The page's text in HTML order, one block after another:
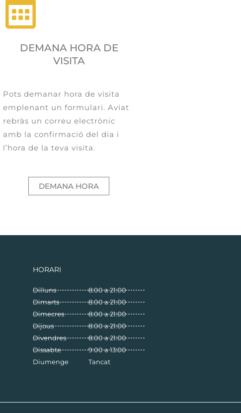
DEMANA HORA DE
VISITA
Pots demanar hora de visita
emplenant un formulari. Aviat
rebràs un correu electrònic
amb la confirmació del dia i
l’hora de la teva visita.
DEMANA HORA
HORARI
Dilluns
Dimarts
Dimecres
Dijous
Divendres
Dissabte
Diumenge
8:00 a 21:00
8:00 a 21:00
8:00 a 21:00
8:00 a 21:00
8:00 a 21:00
9:00 a 13:00
Tancat